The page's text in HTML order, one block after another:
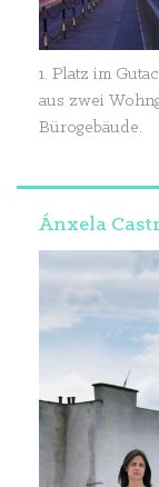
1. Platz im
aus zwei
Bürogebäude.
Ánxela